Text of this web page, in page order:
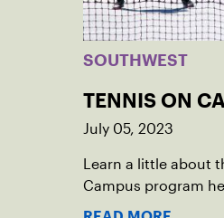
SOUTHWEST
TENNIS ON
July 05, 2023
Learn a little about
Campus program